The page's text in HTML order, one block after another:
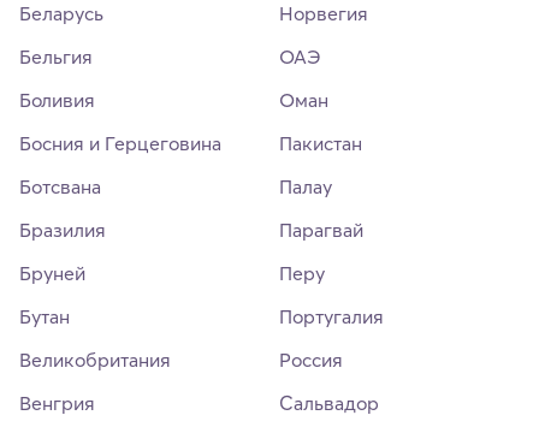
Беларусь
Бельгия
Боливия
Босния и Герцеговина
Ботсвана
Бразилия
Бруней
Бутан
Великобритания
Венгрия
Норвегия
ОАЭ
Оман
Пакистан
Палау
Парагвай
Перу
Португалия
Россия
Сальвадор